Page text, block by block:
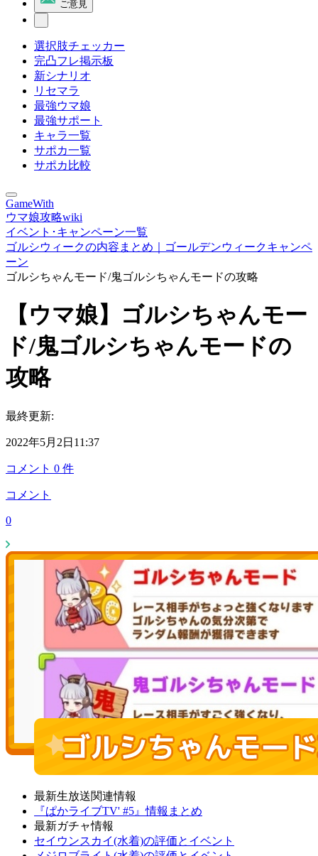
ご意見
選択肢チェッカー
完凸フレ掲示板
新シナリオ
リセマラ
最強ウマ娘
最強サポート
キャラ一覧
サポカ一覧
サポカ比較
GameWith
ウマ娘攻略wiki
イベント･キャンペーン一覧
ゴルシウィークの内容まとめ｜ゴールデンウィークキャンペ
ーン
ゴルシちゃんモード/鬼ゴルシちゃんモードの攻略
【ウマ娘】ゴルシちゃんモー
ド/鬼ゴルシちゃんモードの
攻略
最終更新:
2022年5月2日11:37
コメント 0 件
コメント
0
最新生放送関連情報
『ぱかライブTV' #5』情報まとめ
最新ガチャ情報
セイウンスカイ(水着)の評価とイベント